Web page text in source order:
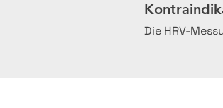
Die HRV-